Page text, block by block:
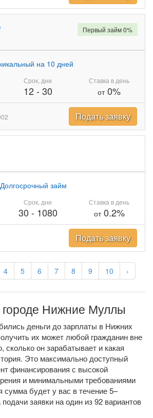
4 5 6 7 8 9 10 ›
на 10 дней
Срок, дни
12- 30
Ставка в день
от0%
Первый займ 0%
Подать заявку
Долгосрочный займ
Срок, дни
30 - 1080
Ставка в день
от0.2%
Подать заявку
Нижние Муллы
деньги до зарплаты в Нижних
их может любой гражданин вне
сколько он зарабатывает и какая
Это максимально доступный
финансирования с высокой
и минимальными требованиями
будет у вас в течение 5–
заявки на один из 92 вариантов